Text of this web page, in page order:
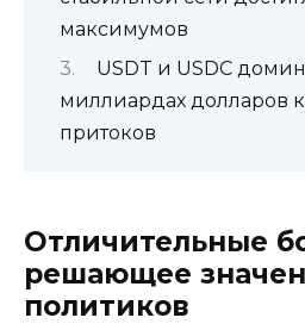
максимумов
USDT и USDC
миллиардах долларов
притоков
Отличительные
решающее
политиков